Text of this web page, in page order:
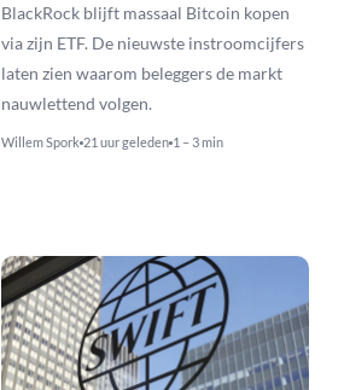
BlackRock blijft massaal Bitcoin kopen
via zijn ETF. De nieuwste instroomcijfers
laten zien waarom beleggers de markt
nauwlettend volgen.
Willem Spork 21 uur geleden 1 – 3 min